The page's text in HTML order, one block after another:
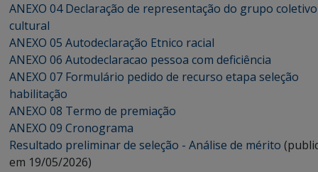
ANEXO 04 Declaração de representação do grupo coletivo
cultural
ANEXO 05 Autodeclaração Etnico racial
ANEXO 06 Autodeclaracao pessoa com deficiência
ANEXO 07 Formulário pedido de recurso etapa seleção
habilitação
ANEXO 08 Termo de premiação
ANEXO 09 Cronograma
Resultado preliminar de seleção - Análise de mérito
em 19/05/2026)